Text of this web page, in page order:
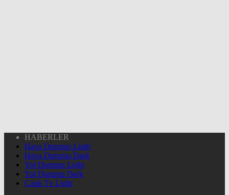
HABERLER
Hava Durumu Light
Hava Durumu Dark
Yol Durumu Light
Yol Durumu Dark
Canlı Tv Light